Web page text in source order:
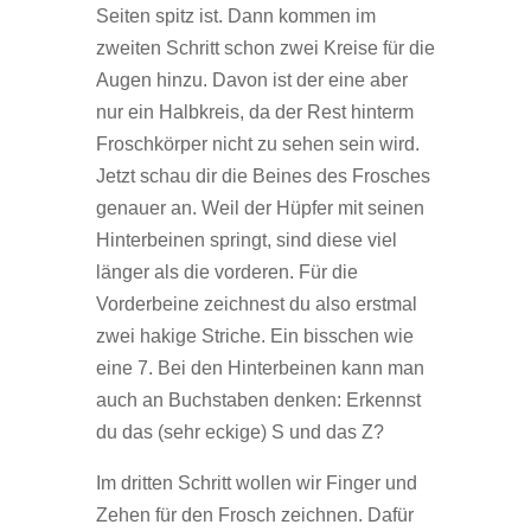
Seiten spitz ist. Dann kommen im
zweiten Schritt schon zwei Kreise für die
Augen hinzu. Davon ist der eine aber
nur ein Halbkreis, da der Rest hinterm
Froschkörper nicht zu sehen sein wird.
Jetzt schau dir die Beines des Frosches
genauer an. Weil der Hüpfer mit seinen
Hinterbeinen springt, sind diese viel
länger als die vorderen. Für die
Vorderbeine zeichnest du also erstmal
zwei hakige Striche. Ein bisschen wie
eine 7. Bei den Hinterbeinen kann man
auch an Buchstaben denken: Erkennst
du das (sehr eckige) S und das Z?
Im dritten Schritt wollen wir Finger und
Zehen für den Frosch zeichnen. Dafür